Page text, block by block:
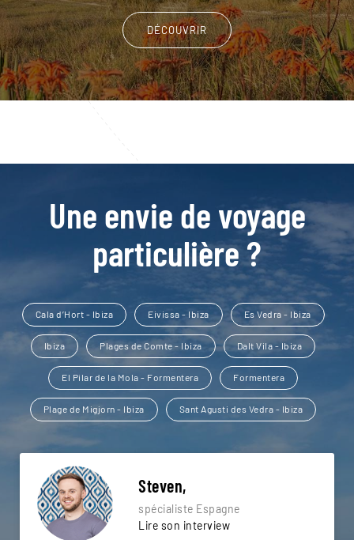
DÉCOUVRIR
Une envie de voyage
particulière ?
Cala d’Hort - Ibiza Eivissa - Ibiza Es Vedra - Ibiza
Ibiza Plages de Comte - Ibiza Dalt Vila - Ibiza
El Pilar de la Mola - Formentera Formentera
Plage de Migjorn - Ibiza Sant Agusti des Vedra - Ibiza
Steven,
spécialiste Espagne
Lire son interview